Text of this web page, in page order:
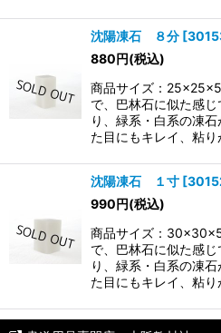
沈陽凍石 ８分 [
880円(税込)
商品サイズ：
で、巴林石に似た感
り、緑系・白系の凍
た目にもキレイ、粘
沈陽凍石 １寸 [
990円(税込)
商品サイズ：
で、巴林石に似た感
り、緑系・白系の凍
た目にもキレイ、粘